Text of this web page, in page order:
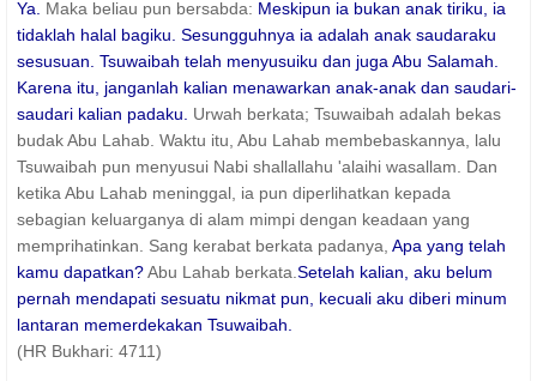
Ya.
Maka beliau pun bersabda: Meskipun ia bukan anak tiriku, ia
tidaklah halal bagiku. Sesungguhnya ia adalah anak saudaraku
sesusuan. Tsuwaibah telah menyusuiku dan juga Abu Salamah.
Karena itu, janganlah kalian menawarkan anak-anak dan saudari-
saudari kalian padaku.
Urwah berkata; Tsuwaibah adalah bekas
budak Abu Lahab. Waktu itu, Abu Lahab membebaskannya, lalu
Tsuwaibah pun menyusui Nabi shallallahu 'alaihi wasallam. Dan
ketika Abu Lahab meninggal, ia pun diperlihatkan kepada
sebagian keluarganya di alam mimpi dengan keadaan yang
memprihatinkan. Sang kerabat berkata padanya, Apa yang telah
kamu dapatkan?Abu Lahab berkata. Setelah kalian, aku belum
pernah mendapati sesuatu nikmat pun, kecuali aku diberi minum
lantaran memerdekakan Tsuwaibah.
(HR Bukhari: 4711)